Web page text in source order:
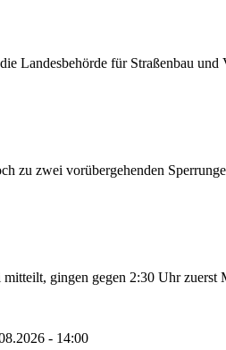
Landesbehörde für Straßenbau
zu zwei vorübergehenden
gingen gegen 2:30 Uhr
- 14:00